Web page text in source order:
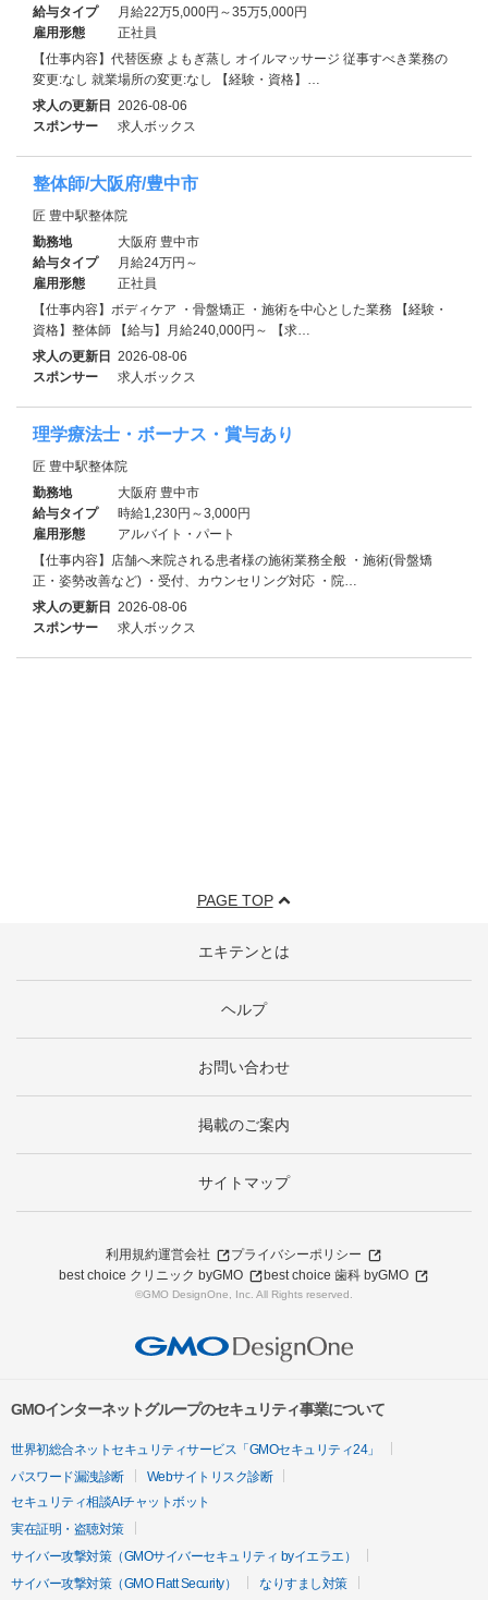
給与タイプ
月給22万5,000円～35万5,000円
雇用形態
正社員
【仕事内容】代替医療 よもぎ蒸し オイルマッサージ 従事すべき業務の
変更:なし 就業場所の変更:なし 【経験・資格】…
求人の更新日 2026-08-06
スポンサー
求人ボックス
整体師/大阪府/豊中市
匠 豊中駅整体院
勤務地
大阪府 豊中市
給与タイプ
月給24万円～
雇用形態
正社員
【仕事内容】ボディケア ・骨盤矯正 ・施術を中心とした業務 【経験・
資格】整体師 【給与】月給240,000円～ 【求…
求人の更新日 2026-08-06
スポンサー
求人ボックス
理学療法士・ボーナス・賞与あり
匠 豊中駅整体院
勤務地
大阪府 豊中市
給与タイプ
時給1,230円～3,000円
雇用形態
アルバイト・パート
【仕事内容】店舗へ来院される患者様の施術業務全般 ・施術(骨盤矯
正・姿勢改善など) ・受付、カウンセリング対応 ・院…
求人の更新日 2026-08-06
スポンサー
求人ボックス
PAGE TOP
エキテンとは
ヘルプ
お問い合わせ
掲載のご案内
サイトマップ
利用規約運営会社
プライバシーポリシー
best choice クリニック byGMO
best choice 歯科 byGMO
©GMO DesignOne, Inc. All Rights reserved.
GMOインターネットグループのセキュリティ事業について
世界初総合ネットセキュリティサービス「GMOセキュリティ24」
パスワード漏洩診断
Webサイトリスク診断
セキュリティ相談AIチャットボット
実在証明・盗聴対策
サイバー攻撃対策（GMOサイバーセキュリティ byイエラエ）
サイバー攻撃対策（GMO Flatt Security）
なりすまし対策